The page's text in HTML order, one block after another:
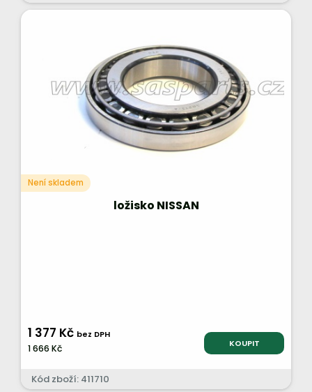
Není skladem
ložisko NISSAN
1 377 Kč bez DPH
1 666 Kč KOUPIT
Kód zboží: 411710